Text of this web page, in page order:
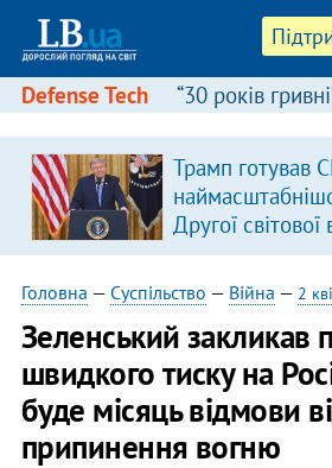
Defense Tech “30 років
Трамп готував
Другої світової
Головна — Суспільство — Війна — 2
Зеленський закликав
швидкого тиску на
буде місяць відмови
припинення вогню